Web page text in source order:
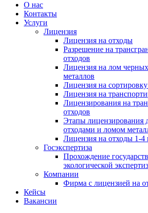
О нас
Контакты
Услуги
Лицензия
Лицензия на отходы
Разрешение на
отходов
Лицензия на лом
металлов
Лицензия на
Лицензия на
Лицензирования на
отходов
Этапы лицензирования
отходами и ломом
Лицензия на отходы 1-4
Госэкспертиза
Прохождение
экологической
Компании
Фирма с лицензией на
Кейсы
Вакансии